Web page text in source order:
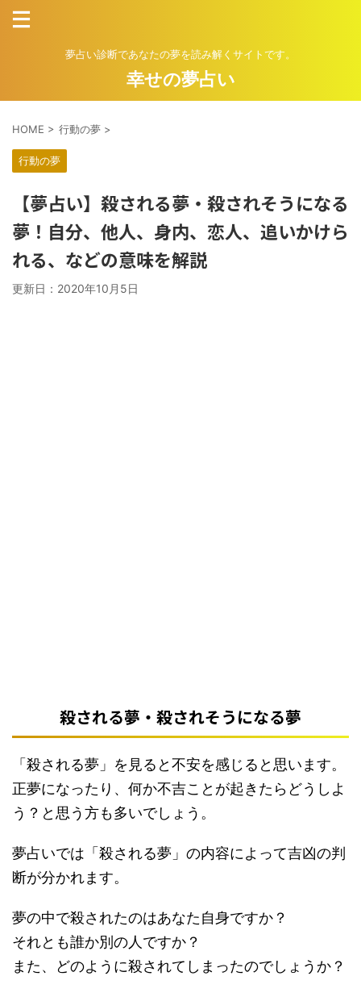
夢占い診断であなたの夢を読み解くサイトです。
幸せの夢占い
HOME > 行動の夢 >
行動の夢
【夢占い】殺される夢・殺されそうになる
夢！自分、他人、身内、恋人、追いかけら
れる、などの意味を解説
更新日： 2020年10月5日
殺される夢・殺されそうになる夢
「殺される夢」を見ると不安を感じると思います。
正夢になったり、何か不吉ことが起きたらどうしよ
う？と思う方も多いでしょう。
夢占いでは「殺される夢」の内容によって吉凶の判
断が分かれます。
夢の中で殺されたのはあなた自身ですか？
それとも誰か別の人ですか？
また、どのように殺されてしまったのでしょうか？